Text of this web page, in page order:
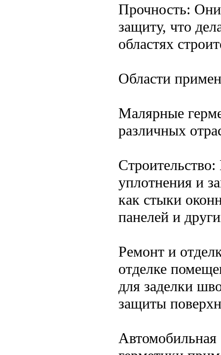
Прочность:
защиту, что
областях
Области
Малярные
различных
уплотнения и
как стыки
панелей и
Ремонт и
отделке
для заделки
защиты
Автомобильная